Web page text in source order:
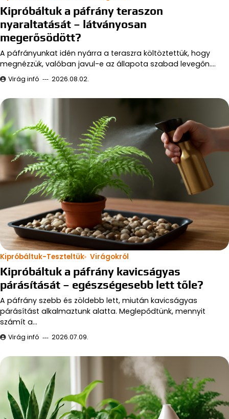
Kipróbáltuk a páfrány teraszon
nyaraltatását – látványosan
megerősödött?
A páfrányunkat idén nyárra a teraszra költöztettük, hogy
megnézzük, valóban javul-e az állapota szabad levegőn.…
Virág infó 2026.08.02.
Kipróbáltuk-Teszteltük Virágokról
Kipróbáltuk a páfrány kavicságyas
párásítását – egészségesebb lett tőle?
A páfrány szebb és zöldebb lett, miután kavicságyas
párásítást alkalmaztunk alatta. Meglepődtünk, mennyit
számít a…
Virág infó 2026.07.09.